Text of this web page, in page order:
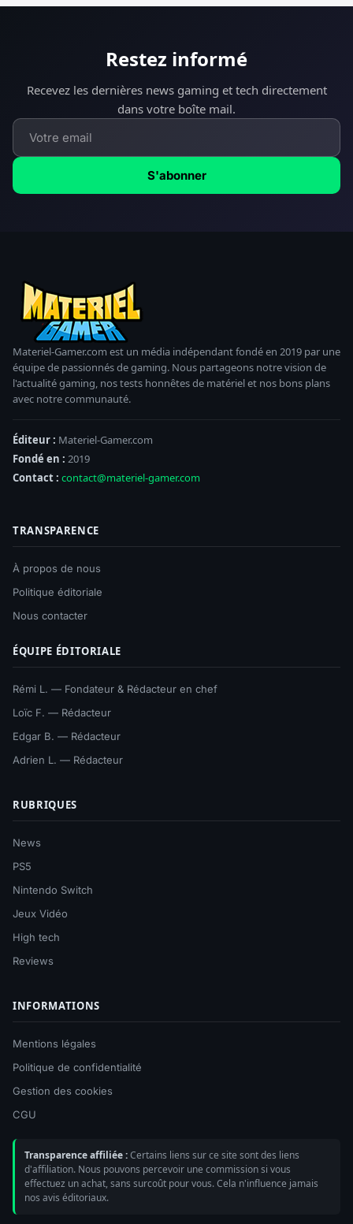
Restez informé
Recevez les dernières news gaming et tech directement
dans votre boîte mail.
S'abonner
Materiel-Gamer.com est un média indépendant fondé en 2019 par une
équipe de passionnés de gaming. Nous partageons notre vision de
l'actualité gaming, nos tests honnêtes de matériel et nos bons plans
avec notre communauté.
Éditeur : Materiel-Gamer.com
Fondé en : 2019
Contact : contact@materiel-gamer.com
TRANSPARENCE
À propos de nous
Politique éditoriale
Nous contacter
ÉQUIPE ÉDITORIALE
Rémi L. — Fondateur & Rédacteur en chef
Loïc F. — Rédacteur
Edgar B. — Rédacteur
Adrien L. — Rédacteur
RUBRIQUES
News
PS5
Nintendo Switch
Jeux Vidéo
High tech
Reviews
INFORMATIONS
Mentions légales
Politique de confidentialité
Gestion des cookies
CGU
Transparence affiliée :Certains liens sur ce site sont des liens
d'affiliation. Nous pouvons percevoir une commission si vous
effectuez un achat, sans surcoût pour vous. Cela n'influence jamais
nos avis éditoriaux.